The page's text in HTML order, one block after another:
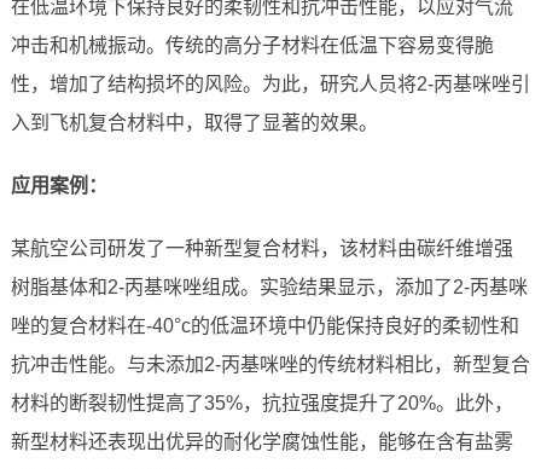
在低温环境下保持良好的柔韧性和抗冲击性能，以应对气流
冲击和机械振动。传统的高分子材料在低温下容易变得脆
性，增加了结构损坏的风险。为此，研究人员将2-丙基咪唑引
入到飞机复合材料中，取得了显著的效果。
应用案例：
某航空公司研发了一种新型复合材料，该材料由碳纤维增强
树脂基体和2-丙基咪唑组成。实验结果显示，添加了2-丙基咪
唑的复合材料在-40°c的低温环境中仍能保持良好的柔韧性和
抗冲击性能。与未添加2-丙基咪唑的传统材料相比，新型复合
材料的断裂韧性提高了35%，抗拉强度提升了20%。此外，
新型材料还表现出优异的耐化学腐蚀性能，能够在含有盐雾